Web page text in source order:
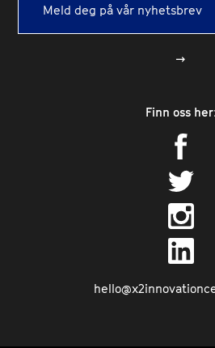
->
Finn oss